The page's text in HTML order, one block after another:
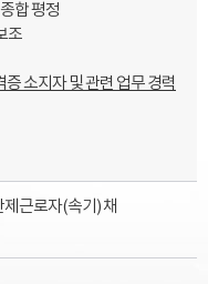
합 평정
조
증 소지자 및 관련 업무 경력
근로자(속기) 채